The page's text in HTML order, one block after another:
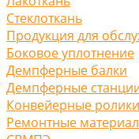
Стеклоткань
Продукция для
Боковое уплотнение
Демпферные балки
Демпферные
Конвейерные ролики
Ремонтные